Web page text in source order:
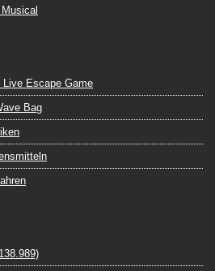
Live Escape Game
Bag